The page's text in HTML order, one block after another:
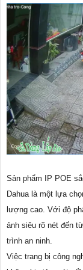
Sản phẩm IP POE
Dahua là một lựa
lượng cao. Với độ
ảnh siêu rõ nét đến
trình an ninh.
Việc trang bị công